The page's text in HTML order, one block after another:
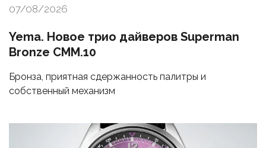
07/08/2026
Yema. Новое трио дайверов Superman
Bronze CMM.10
Бронза, приятная сдержанность палитры и
собственный механизм